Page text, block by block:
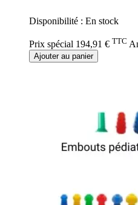
Disponibilité : En stock
Prix spécial 194,91 € TTC
Ajouter au panier